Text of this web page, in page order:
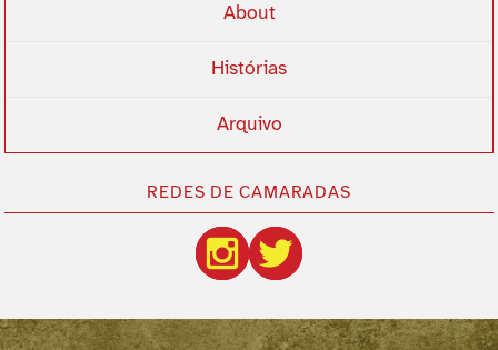
About
Histórias
Arquivo
REDES DE CAMARADAS